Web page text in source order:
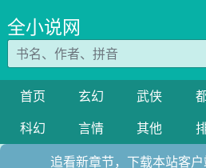
全小说网
首页 玄幻 武侠
科幻
言情 其他
追看新章节，下载本站客